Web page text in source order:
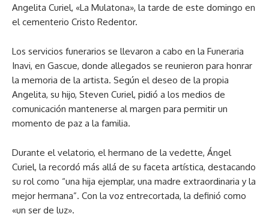
Angelita Curiel, «La Mulatona», la tarde de este domingo en
el cementerio Cristo Redentor.
Los servicios funerarios se llevaron a cabo en la Funeraria
Inavi, en Gascue, donde allegados se reunieron para honrar
la memoria de la artista. Según el deseo de la propia
Angelita, su hijo, Steven Curiel, pidió a los medios de
comunicación mantenerse al margen para permitir un
momento de paz a la familia.
Durante el velatorio, el hermano de la vedette, Ángel
Curiel, la recordó más allá de su faceta artística, destacando
su rol como “una hija ejemplar, una madre extraordinaria y la
mejor hermana”. Con la voz entrecortada, la definió como
«un ser de luz».